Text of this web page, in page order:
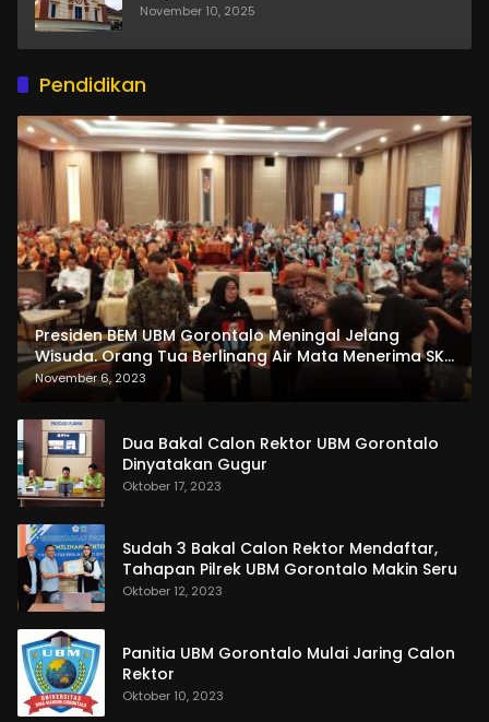
November 10, 2025
Pendidikan
Presiden BEM UBM Gorontalo Meningal Jelang
Wisuda. Orang Tua Berlinang Air Mata Menerima SKL
dan Pemasangan Salempang
November 6, 2023
Dua Bakal Calon Rektor UBM Gorontalo
Dinyatakan Gugur
Oktober 17, 2023
Sudah 3 Bakal Calon Rektor Mendaftar,
Tahapan Pilrek UBM Gorontalo Makin Seru
Oktober 12, 2023
Panitia UBM Gorontalo Mulai Jaring Calon
Rektor
Oktober 10, 2023